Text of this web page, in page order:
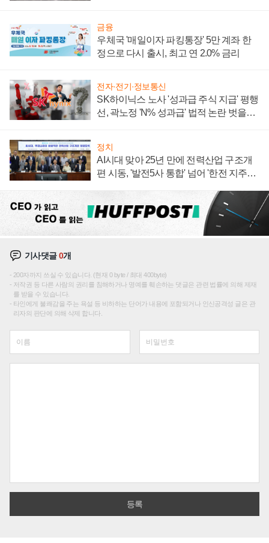
금융
우체국 '매일이자 파킹통장' 5만 계좌 한
정으로 다시 출시, 최고 연 2.0% 금리
전자·전기·정보통신
SK하이닉스 노사 '성과급 주식 지급' 평행
선, 곽노정 'N% 성과급' 법적 논란 벗을지
정치
AI시대 맞아 25년 만에 전력산업 구조개
편 시동, '발전5사 통합' 넘어 '한전 지주사'
기사댓글0개
200자까지 쓰실 수 있습니다. (현재 0 byte / 최대 400byte)
저작권 등 다른 사람의 권리를 침해하거나 명예를 훼손하는 댓글은 관련 법률에 의해 제재
를 받을 수 있습니다.
타인에게 불쾌감을 주는 욕설 등 비하하는 단어가 내용에 포함되거나 인신공격성 글은 관
리자의 판단에 의해 삭제 합니다.